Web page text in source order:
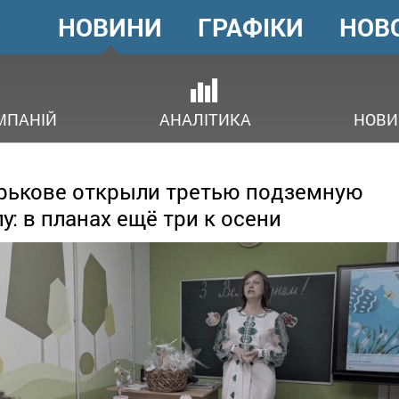
ГОЛОВНЕ
МЕНЮ
НОВИНИ
АНАЛІТИКА
ГРАФІКИ
открыли третью подземную
в планах ещё три к осени